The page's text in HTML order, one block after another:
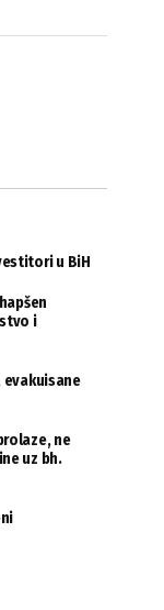
u BiH
i
evakuisane
ne
uz bh.